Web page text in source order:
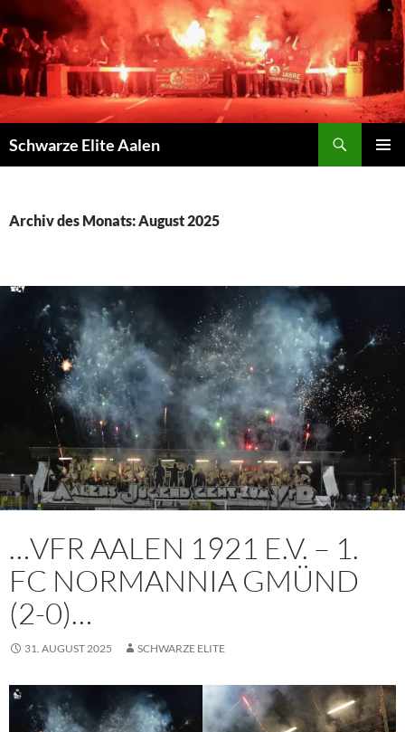
Zum
Inhalt
springen
Schwarze Elite Aalen
Archiv des Monats: August 2025
…VFR AALEN 1921 E.V. – 1.
FC NORMANNIA GMÜND
(2-0)…
31. AUGUST 2025 SCHWARZE ELITE